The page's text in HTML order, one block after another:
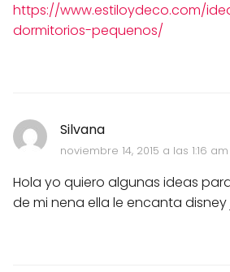
https://www.estiloydeco.com/
dormitorios-pequenos/
Silvana
noviembre 14, 2015 a las 1:16 am
Hola yo quiero algunas ideas
de mi nena ella le encanta